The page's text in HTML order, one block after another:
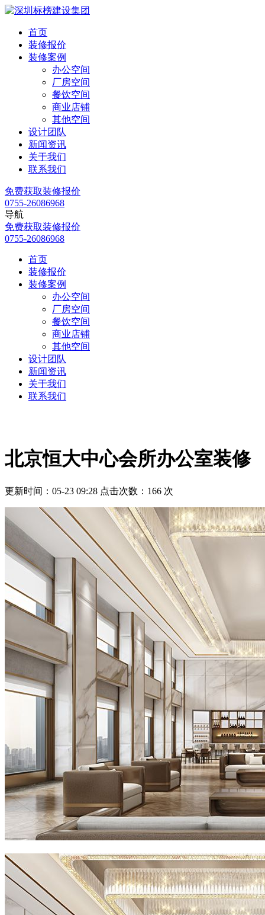
首页
装修报价
装修案例
办公空间
厂房空间
餐饮空间
商业店铺
其他空间
设计团队
新闻资讯
关于我们
联系我们
免费获取装修报价
0755-26086968
导航
免费获取装修报价
0755-26086968
首页
装修报价
装修案例
办公空间
厂房空间
餐饮空间
商业店铺
其他空间
设计团队
新闻资讯
关于我们
联系我们
北京恒大中心会所办公室装修
更新时间：05-23 09:28 点击次数：166 次